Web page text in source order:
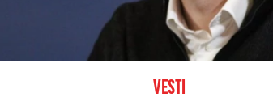
VESTI